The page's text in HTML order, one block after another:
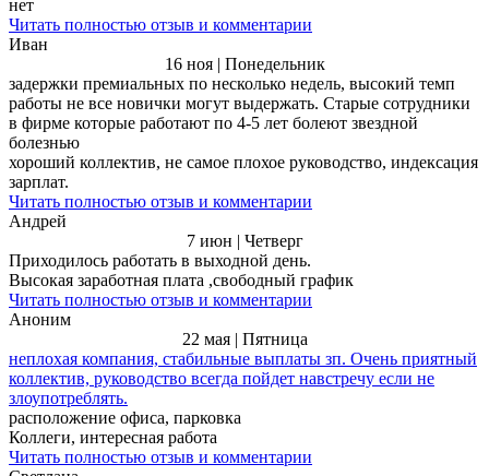
нет
Читать полностью отзыв и комментарии
Иван
16 ноя | Понедельник
задержки премиальных по несколько недель, высокий темп
работы не все новички могут выдержать. Старые сотрудники
в фирме которые работают по 4-5 лет болеют звездной
болезнью
хороший коллектив, не самое плохое руководство, индексация
зарплат.
Читать полностью отзыв и комментарии
Андрей
7 июн | Четверг
Приходилось работать в выходной день.
Высокая заработная плата ,свободный график
Читать полностью отзыв и комментарии
Аноним
22 мая | Пятница
неплохая компания, стабильные выплаты зп. Очень приятный
коллектив, руководство всегда пойдет навстречу если не
злоупотреблять.
расположение офиса, парковка
Коллеги, интересная работа
Читать полностью отзыв и комментарии